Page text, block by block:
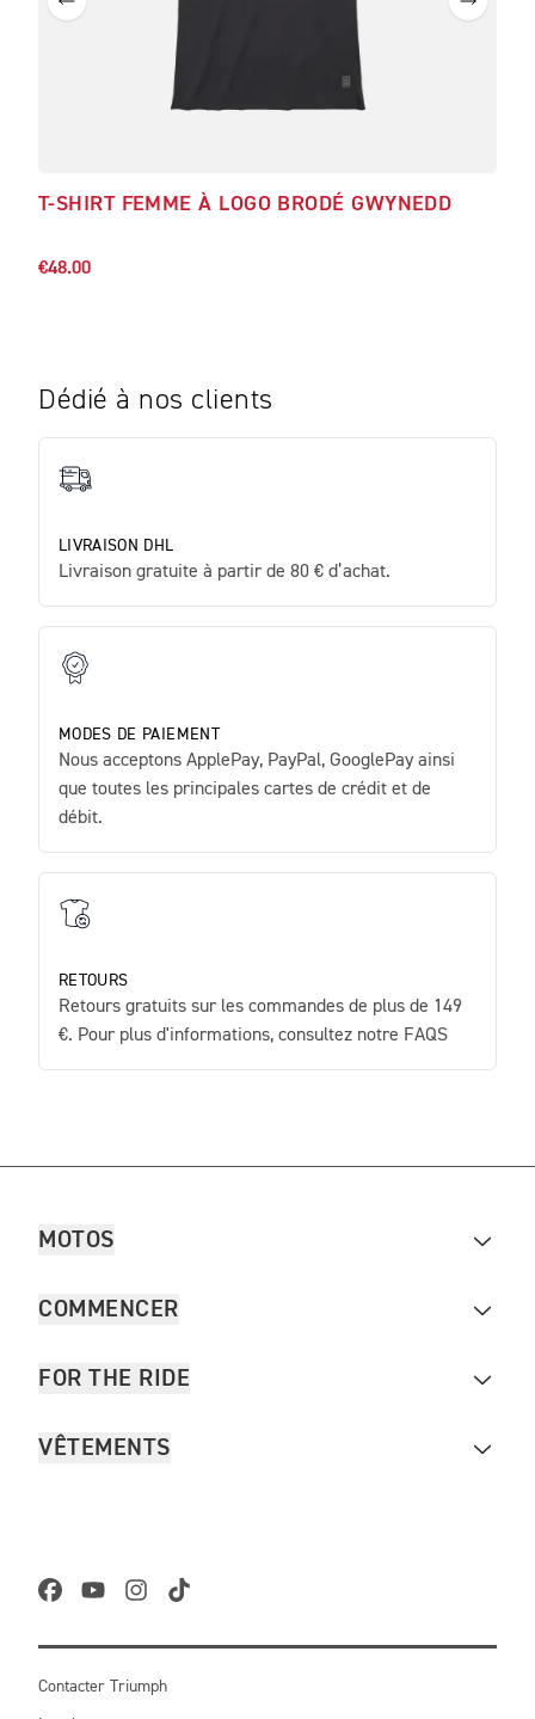
T-SHIRT FEMME À LOGO BRODÉ GWYNEDD
€48.00
Dédié à nos clients
LIVRAISON DHL
Livraison gratuite à partir de 80 € d’achat.
MODES DE PAIEMENT
Nous acceptons ApplePay, PayPal, GooglePay ainsi
que toutes les principales cartes de crédit et de
débit.
RETOURS
Retours gratuits sur les commandes de plus de 149
€. Pour plus d'informations, consultez notre FAQS
MOTOS
COMMENCER
FOR THE RIDE
VÊTEMENTS
Contacter Triumph